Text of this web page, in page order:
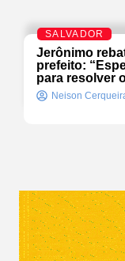
SALVADOR
Jerônimo
prefeito:
para resolver
Neison